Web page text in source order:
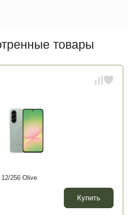
товары
256 Olive
Купить